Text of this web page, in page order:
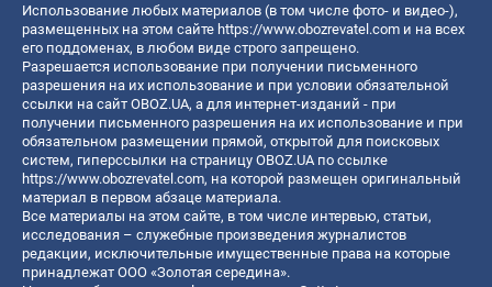
Использование любых материалов (в том числе фото- и видео-),
размещенных на этом сайте https://www.obozrevatel.com и на всех
его поддоменах, в любом виде строго запрещено.
Разрешается использование при получении письменного
разрешения на их использование и при условии обязательной
ссылки на сайт OBOZ.UA, а для интернет-изданий - при
получении письменного разрешения на их использование и при
обязательном размещении прямой, открытой для поисковых
систем, гиперссылки на страницу OBOZ.UA по ссылке
https://www.obozrevatel.com, на которой размещен оригинальный
материал в первом абзаце материала.
Все материалы на этом сайте, в том числе интервью, статьи,
исследования – служебные произведения журналистов
редакции, исключительные имущественные права на которые
принадлежат ООО «Золотая середина».